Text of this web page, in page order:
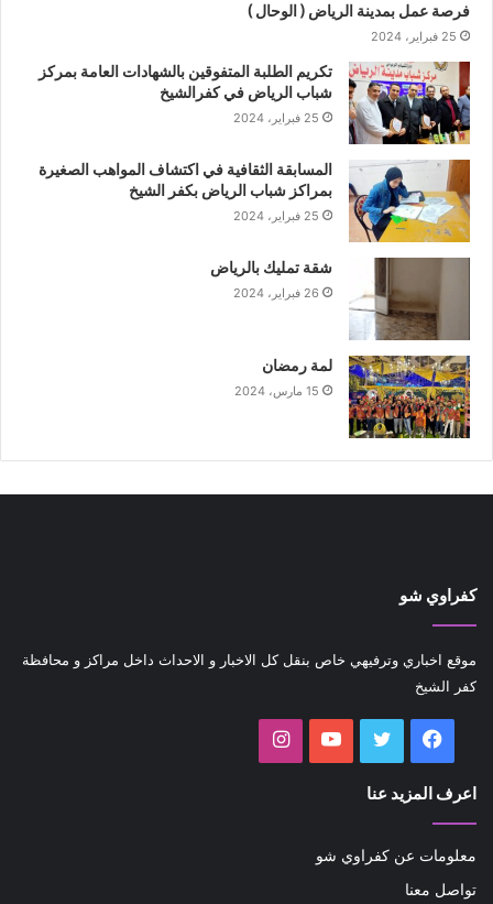
فرصة عمل بمدينة الرياض ( الوحال )
25 فبراير، 2024
تكريم الطلبة المتفوقين بالشهادات العامة بمركز
شباب الرياض في كفرالشيخ
25 فبراير، 2024
المسابقة الثقافية في اكتشاف المواهب الصغيرة
بمراكز شباب الرياض بكفر الشيخ
25 فبراير، 2024
شقة تمليك بالرياض
26 فبراير، 2024
لمة رمضان
15 مارس، 2024
كفراوي شو
موقع اخباري وترفيهي خاص بنقل كل الاخبار و الاحداث داخل مراكز و محافظة
كفر الشيخ
فيسبوكتويتر يوتيوبانستقرام
اعرف المزيد عنا
معلومات عن كفراوي شو
تواصل معنا